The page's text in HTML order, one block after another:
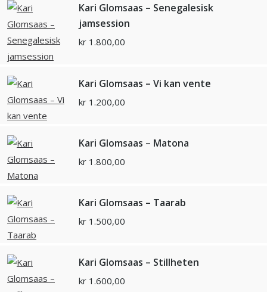
Kari Glomsaas – Senegalesisk
jamsession
kr 1.800,00
Kari Glomsaas – Vi kan vente
kr 1.200,00
Kari Glomsaas – Matona
kr 1.800,00
Kari Glomsaas – Taarab
kr 1.500,00
Kari Glomsaas – Stillheten
kr 1.600,00